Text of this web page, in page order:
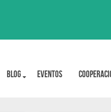
BLOG Eventos